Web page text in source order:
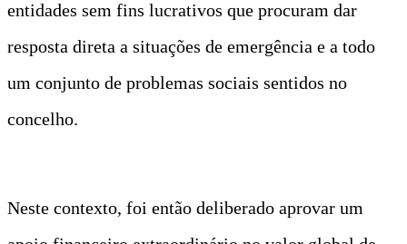
entidades sem fins lucrativos que procuram dar
resposta direta a situações de emergência e a todo
um conjunto de problemas sociais sentidos no
concelho.
Neste contexto, foi então deliberado aprovar um